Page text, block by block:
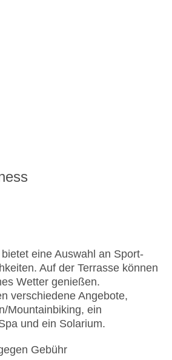
eine Auswahl an Sport-
Auf der Terrasse können
Wetter genießen.
verschiedene Angebote,
Mountainbiking, ein
und ein Solarium.
Gebühr